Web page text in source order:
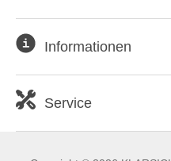
Informationen
Service